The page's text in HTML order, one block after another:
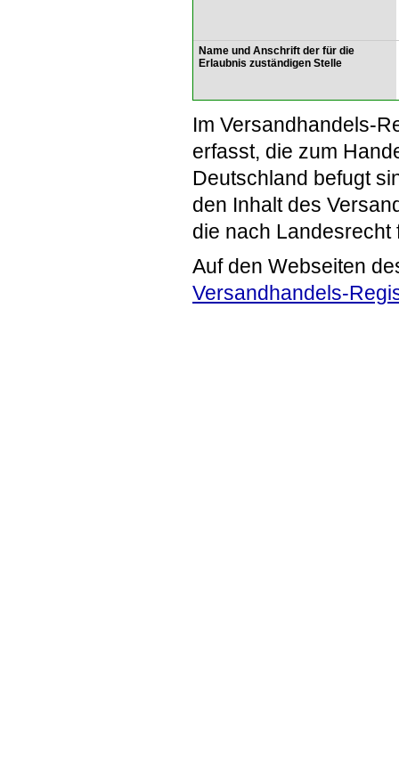
Name und Anschrift der für die
Erlaubnis zuständigen Stelle
Im Versandhandels-
erfasst, die zum
Deutschland befugt
den Inhalt des
die nach Landesrecht
Auf den Webseiten
Versandhandels-